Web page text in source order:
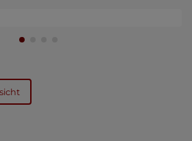
Aikido weiterentwickelt und sind